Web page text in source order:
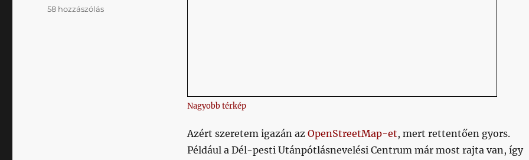
Nagyobb térkép
Azért szeretem igazán az OpenStreetMap-et, mert rettentően gyors.
Például a Dél-pesti Utánpótlásnevelési Centrum már most rajta van, így
58 hozzászólásHopszi,